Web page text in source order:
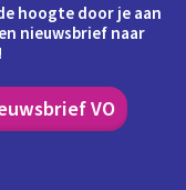
hoogte door je aan
nieuwsbrief naar
VO